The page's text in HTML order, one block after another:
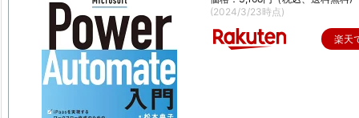
(2024/3/23時点)
楽天